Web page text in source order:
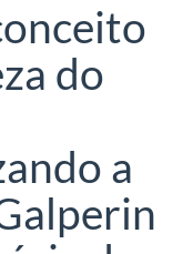
do
a